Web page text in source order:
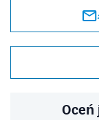
Oceń